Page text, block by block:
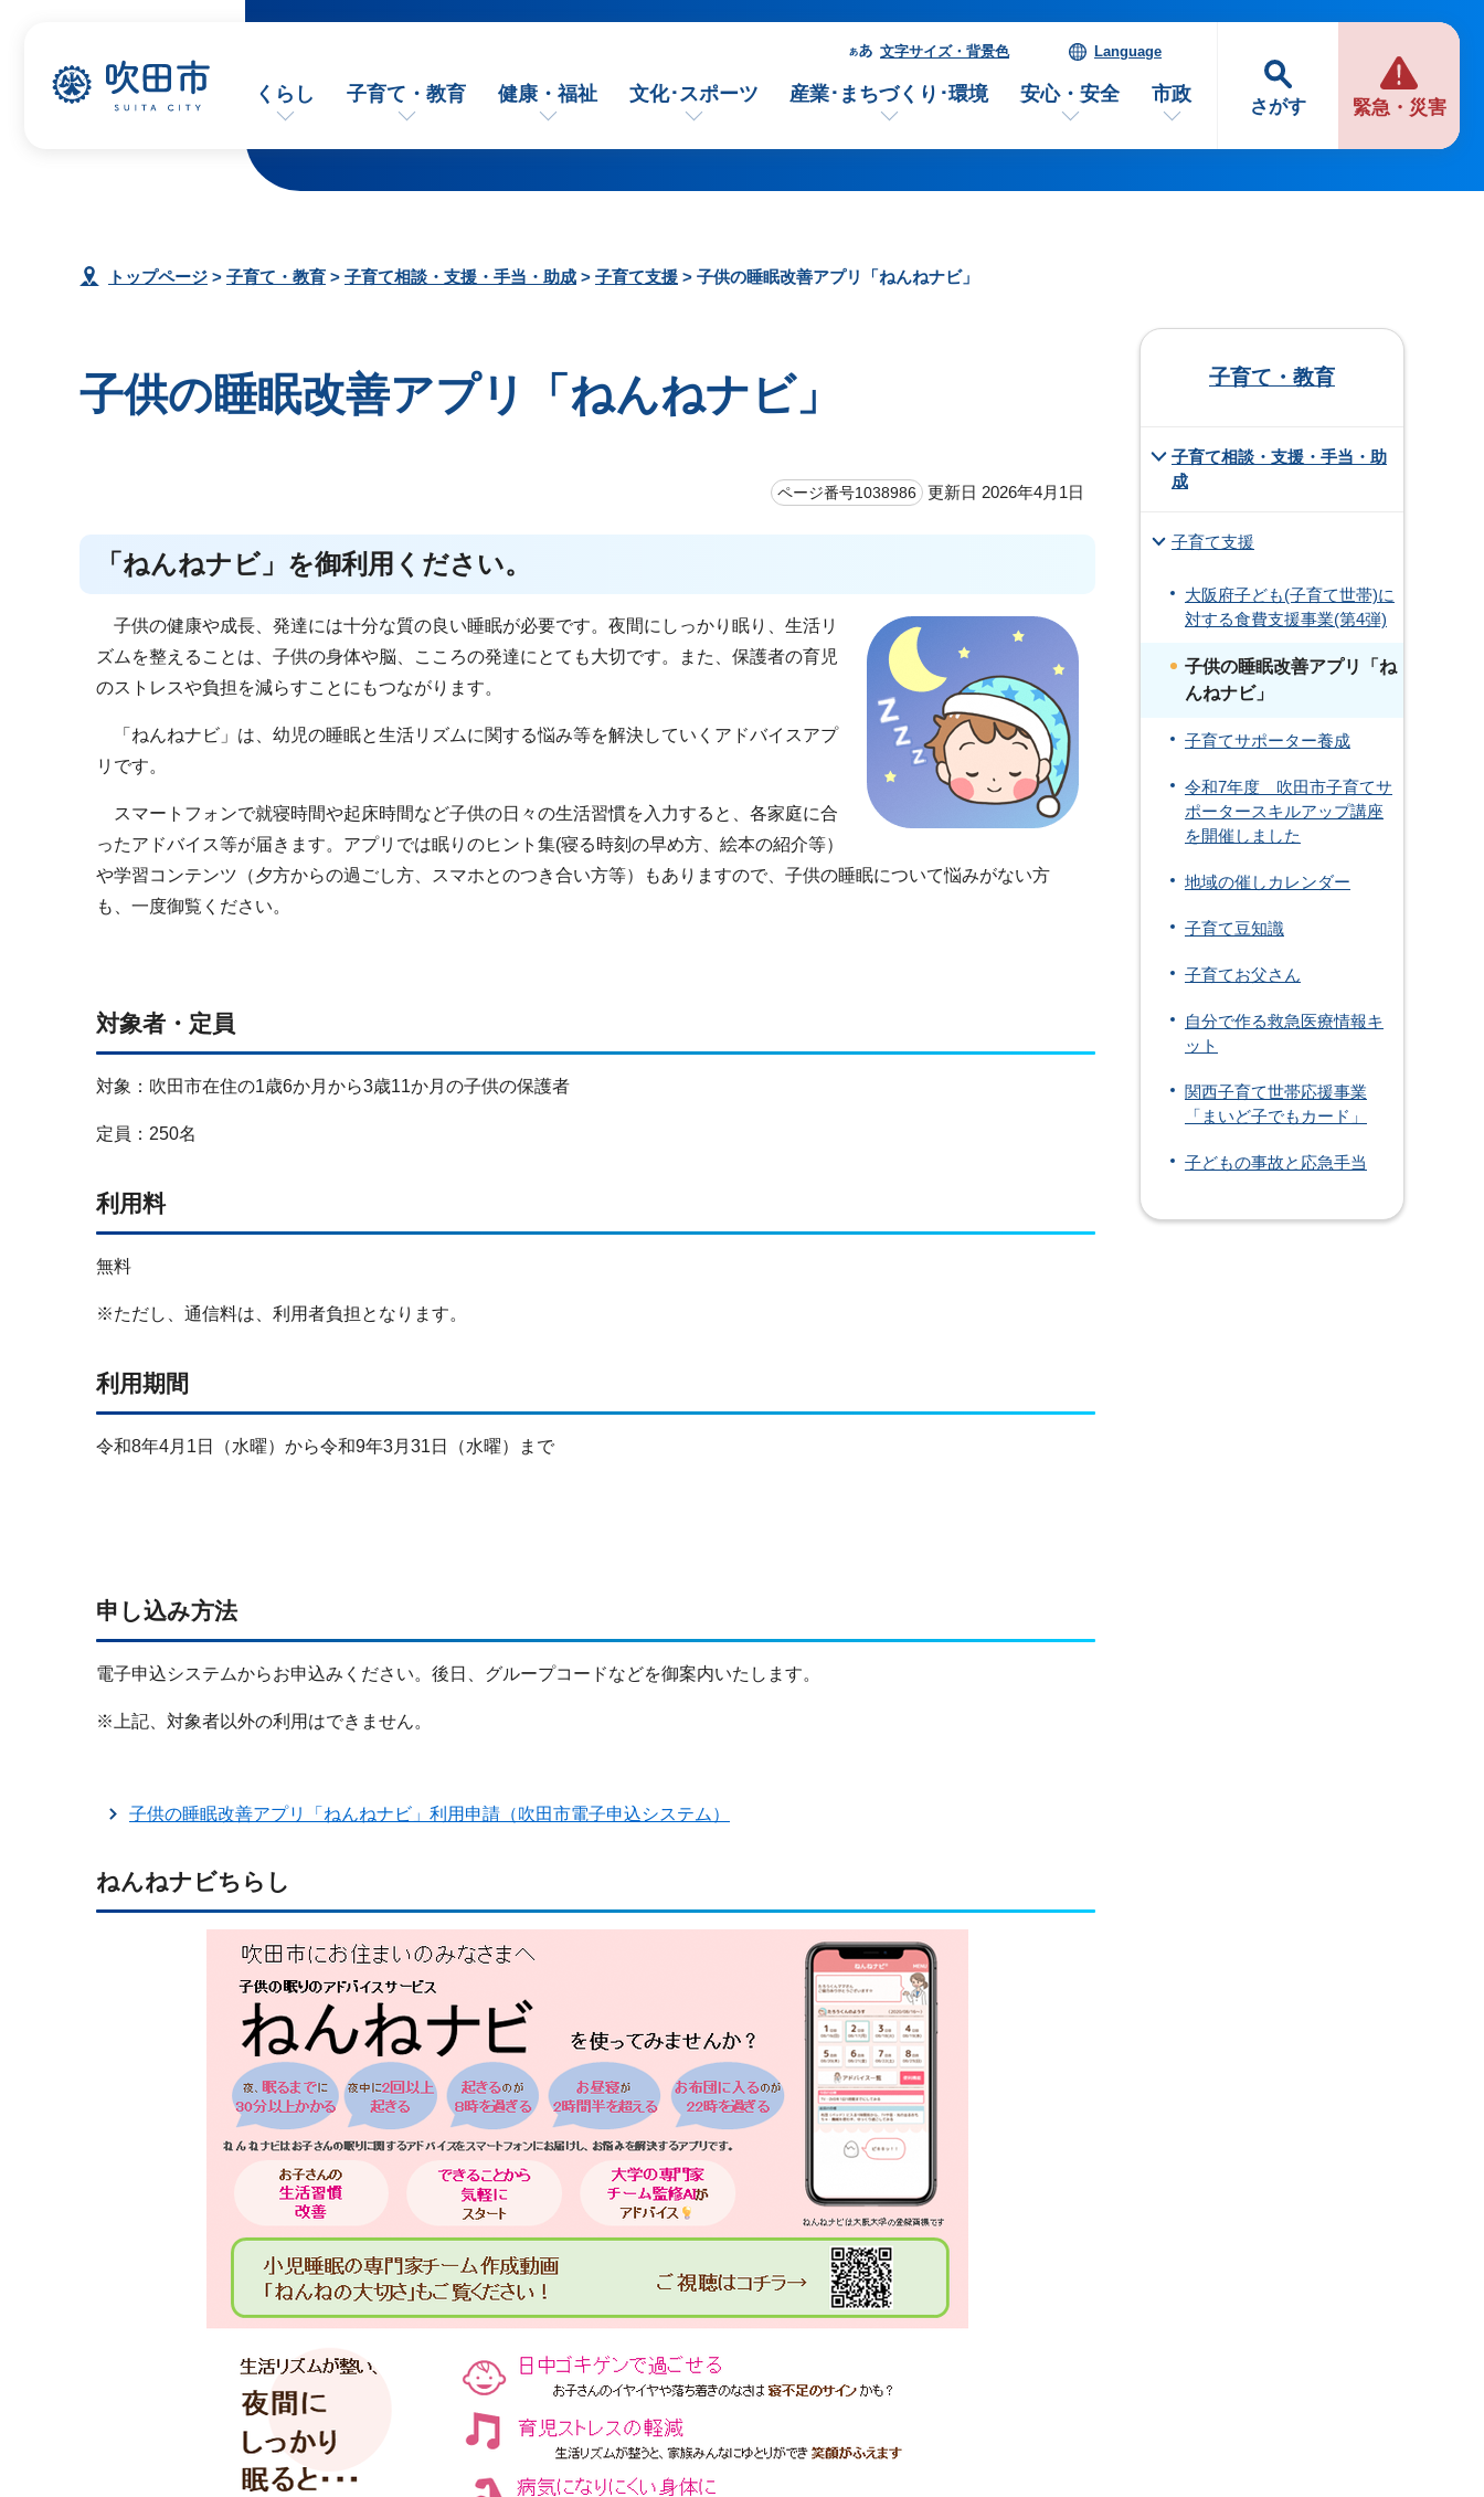
さがす 緊急・災害
文字サイズ・背景色 Language
くらし 子育て・教育 健康・福祉 文化･スポーツ 産業･まちづくり･環境 安心・安全 市政
トップページ > 子育て・教育 > 子育て相談・支援・手当・助成 > 子育て支援 > 子供の睡眠改善アプリ「ねんねナビ」
子供の睡眠改善アプリ「ねんねナビ」
ページ番号1038986 更新日 2026年4月1日
「ねんねナビ」を御利用ください。
子供の健康や成長、発達には十分な質の良い睡眠が必要です。夜間にしっかり眠り、生活リ
ズムを整えることは、子供の身体や脳、こころの発達にとても大切です。また、保護者の育児
のストレスや負担を減らすことにもつながります。
「ねんねナビ」は、幼児の睡眠と生活リズムに関する悩み等を解決していくアドバイスアプ
リです。
スマートフォンで就寝時間や起床時間など子供の日々の生活習慣を入力すると、各家庭に合
ったアドバイス等が届きます。アプリでは眠りのヒント集(寝る時刻の早め方、絵本の紹介等）
や学習コンテンツ（夕方からの過ごし方、スマホとのつき合い方等）もありますので、子供の睡眠について悩みがない方
も、一度御覧ください。
対象者・定員
対象：吹田市在住の1歳6か月から3歳11か月の子供の保護者
定員：250名
利用料
無料
※ただし、通信料は、利用者負担となります。
利用期間
令和8年4月1日（水曜）から令和9年3月31日（水曜）まで
申し込み方法
電子申込システムからお申込みください。後日、グループコードなどを御案内いたします。
※上記、対象者以外の利用はできません。
子供の睡眠改善アプリ「ねんねナビ」利用申請（吹田市電子申込システム）
ねんねナビちらし
子育て・教育
子育て相談・支援・手当・助
成
子育て支援
大阪府子ども(子育て世帯)に
対する食費支援事業(第4弾)
子供の睡眠改善アプリ「ね
んねナビ」
子育てサポーター養成
令和7年度 吹田市子育てサ
ポータースキルアップ講座
を開催しました
地域の催しカレンダー
子育て豆知識
子育てお父さん
自分で作る救急医療情報キ
ット
関西子育て世帯応援事業
「まいど子でもカード」
子どもの事故と応急手当